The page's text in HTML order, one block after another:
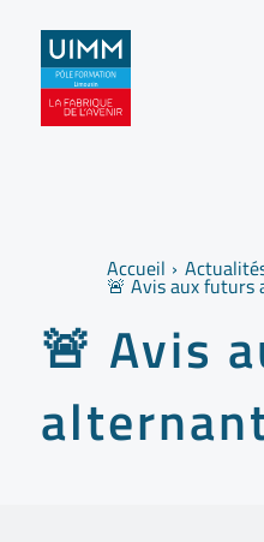
🚨 Avis
Accueil
🚨 Avis aux futurs